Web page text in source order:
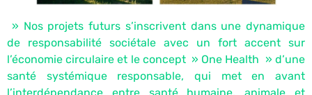
» Nos projets futurs s’inscrivent dans une dynamique
de responsabilité sociétale avec un fort accent sur
l’économie circulaire et le concept » One Health » d’une
santé systémique responsable, qui met en avant